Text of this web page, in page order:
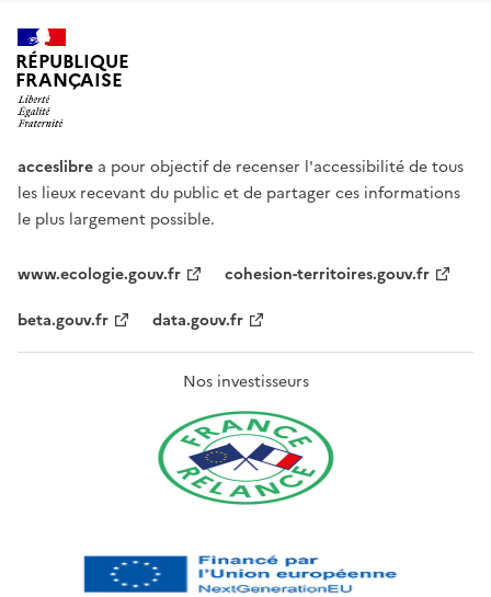
RÉPUBLIQUE
FRANÇAISE
acceslibre a pour objectif de recenser l'accessibilité de tous
les lieux recevant du public et de partager ces informations
le plus largement possible.
www.ecologie.gouv.fr
cohesion-territoires.gouv.fr
beta.gouv.fr
data.gouv.fr
Nos investisseurs